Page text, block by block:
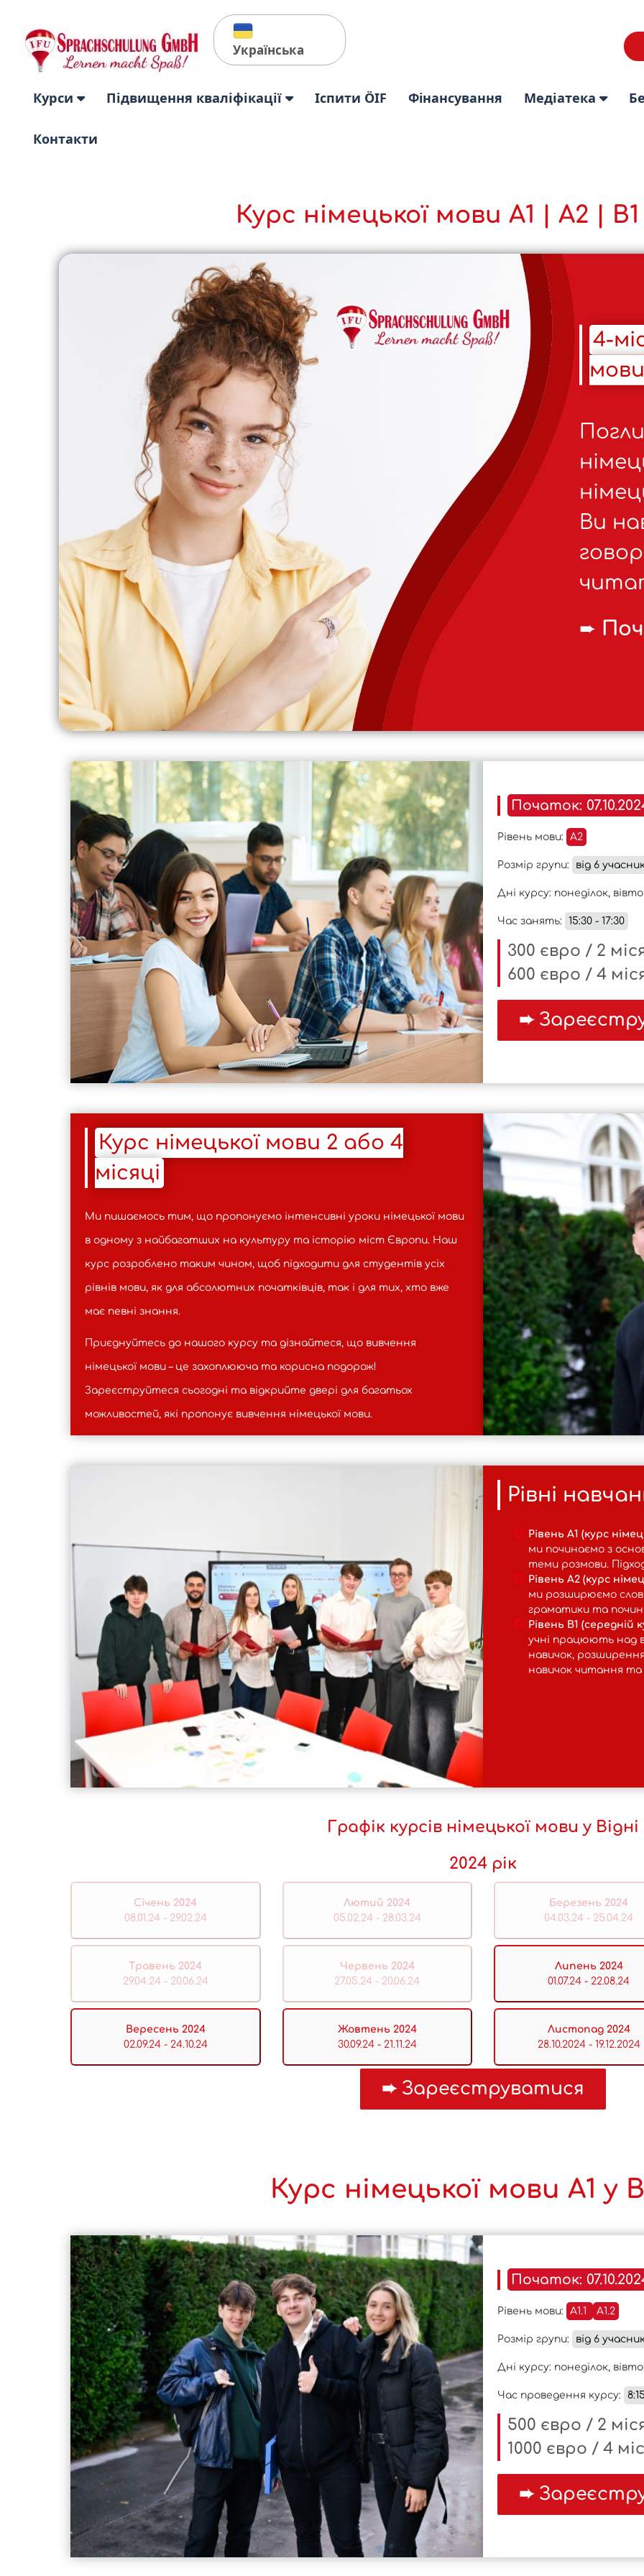
Українська
Курси Підвищення кваліфікації Іспити ÖIF Фінансування Медіатека
Контакти
Курс німецької мови A1 | A2 | B1
4-
мови
Ви
➨
Початок:
Рівень мови: A2
Розмір групи: від 6
Дні курсу: понеділок,
Час занять: 15:30 - 17:30
300 євро / 2
600 євро / 4
Курс німецької мови 2 або 4
місяці
Ми пишаємось тим, що пропонуємо інтенсивні уроки німецької мови
в одному з найбагатших на культуру та історію міст Європи. Наш
курс розроблено таким чином, щоб підходити для студентів усіх
рівнів мови, як для абсолютних початківців, так і для тих, хто вже
має певні знання.
Приєднуйтесь до нашого курсу та дізнайтеся, що вивчення
німецької мови – це захоплююча та корисна подорож!
Зареєструйтеся сьогодні та відкрийте двері для багатьох
можливостей, які пропонує вивчення німецької мови.
Рівні
Рівень A1 (курс
ми починаємо з
теми розмови.
Рівень A2 (курс
ми розширюємо
граматики та
Рівень B1 (середній
учні працюють над
навичок,
навичок читання та
Графік курсів німецької мови у Відні
2024 рік
Січень 2024
08.01.24 - 29.02.24
Лютий 2024
05.02.24 - 28.03.24
Березень 2024
04.03.24 - 25.04.24
Травень 2024
29.04.24 - 20.06.24
Червень 2024
27.05.24 - 20.06.24
Липень 2024
01.07.24 - 22.08.24
Вересень 2024
02.09.24 - 24.10.24
Жовтень 2024
30.09.24 - 21.11.24
Листопад 2024
28.10.2024 - 19.12.2024
Курс німецької мови А1 у
Початок:
Рівень мови: A1.1 A1.2
Розмір групи: від 6
Дні курсу: понеділок,
Час проведення курсу:
500 євро / 2
1000 євро / 4